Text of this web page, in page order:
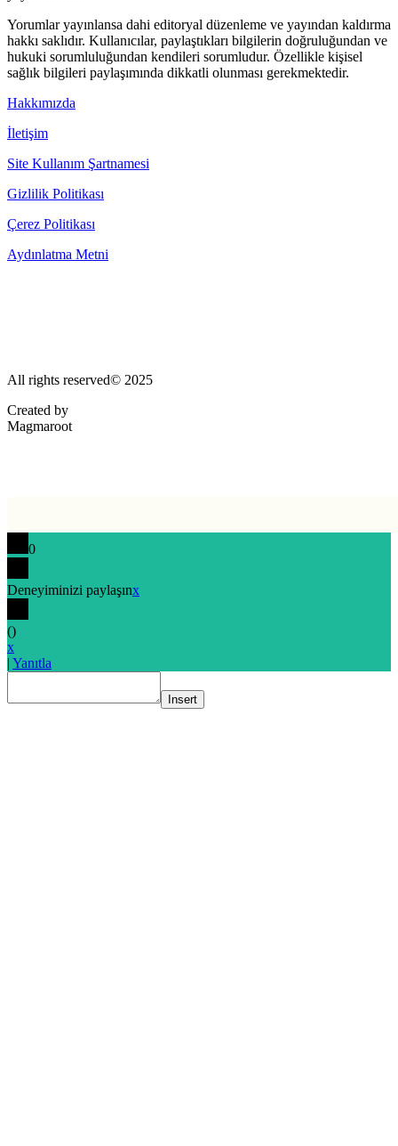
Yorumlar yayınlansa dahi editoryal düzenleme ve yayından kaldırma
hakkı saklıdır. Kullanıcılar, paylaştıkları bilgilerin doğruluğundan ve
hukuki sorumluluğundan kendileri sorumludur. Özellikle kişisel
sağlık bilgileri paylaşımında dikkatli olunması gerekmektedir.
Hakkımızda
İletişim
Site Kullanım Şartnamesi
Gizlilik Politikası
Çerez Politikası
Aydınlatma Metni
All rights reserved© 2025
Created by
Magmaroot
0
Deneyiminizi paylaşınx
()
x
| Yanıtla
Insert